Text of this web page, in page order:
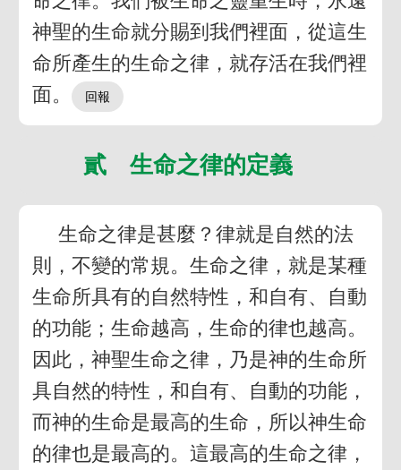
神聖的生命就分賜到我們裡面，從這生
命所產生的生命之律，就存活在我們裡
面。
貳 生命之律的定義
生命之律是甚麼？律就是自然的法
則，不變的常規。生命之律，就是某種
生命所具有的自然特性，和自有、自動
的功能；生命越高，生命的律也越高。
因此，神聖生命之律，乃是神的生命所
具自然的特性，和自有、自動的功能，
而神的生命是最高的生命，所以神生命
的律也是最高的。這最高的生命之律，